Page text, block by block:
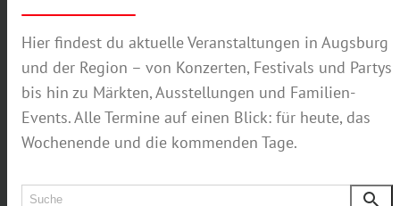
Hier findest du aktuelle Veranstaltungen in Augsburg
und der Region – von Konzerten, Festivals und Partys
bis hin zu Märkten, Ausstellungen und Familien-
Events. Alle Termine auf einen Blick: für heute, das
Wochenende und die kommenden Tage.
search